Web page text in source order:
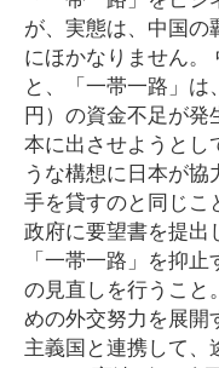
が、実態は、中国の
にほかなりません。
と、「一帯一路」
円）の資金不足が発
本に出させようとし
うな構想に日本が
手を貸すのと同じこ
政府に要望書を提出
「一帯一路」を抑
の見直しを行うこと
めの外交努力を展開
主義国と連携して、